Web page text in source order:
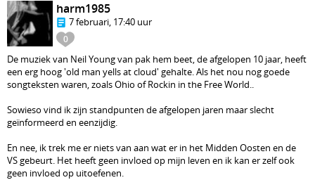
0
harm1985
7 februari, 17:40 uur
De muziek van Neil Young van pak hem beet, de afgelopen 10 jaar, heeft
een erg hoog 'old man yells at cloud' gehalte. Als het nou nog goede
songteksten waren, zoals Ohio of Rockin in the Free World..
Sowieso vind ik zijn standpunten de afgelopen jaren maar slecht
geïnformeerd en eenzijdig.
En nee, ik trek me er niets van aan wat er in het Midden Oosten en de
VS gebeurt. Het heeft geen invloed op mijn leven en ik kan er zelf ook
geen invloed op uitoefenen.